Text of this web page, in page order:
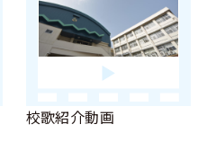
校歌紹介動画